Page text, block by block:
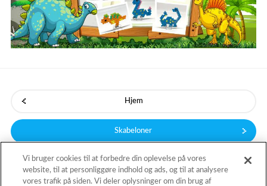
Hjem
Skabeloner
Tilbage til toppen
Vi bruger cookies til at forbedre din oplevelse på vores
website, til at personliggøre indhold og ads, og til at analysere
vores trafik på siden. Vi deler oplysninger om din brug af